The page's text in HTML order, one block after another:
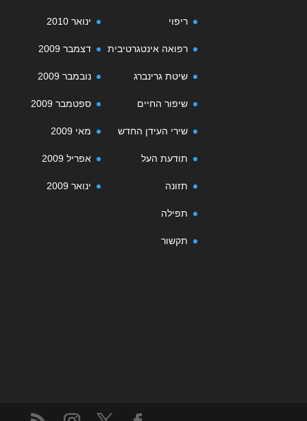
ינואר 2010
דצמבר 2009
נובמבר 2009
ספטמבר 2009
מאי 2009
אפריל 2009
ינואר 2009
ריפוי
רפואה אינטגרטיבית
שיטת גרינברג
שיפור החיים
שירי העידן החדש
תודעת העל
תזונה
תפילה
תקשור